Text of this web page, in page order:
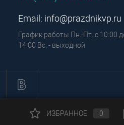
Email: info@prazdnikvp.ru
График работы Пн.-Пт. с 10:00
14:00 Вс. - выходной
ИЗБРАННОЕ 0